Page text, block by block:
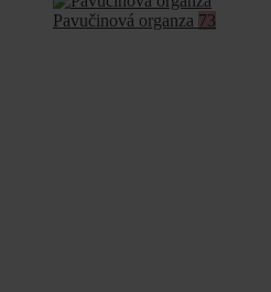
Pavučinová organza 73